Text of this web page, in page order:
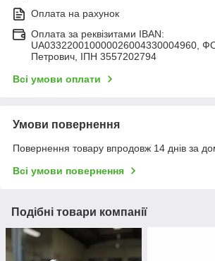
Оплата на рахунок
Оплата за реквізитами IBAN:
UA033220010000026004330004960,
Петрович, ІПН 3557202794
Всі умови оплати
Умови повернення
Повернення товару впродовж 14 днів за
Всі умови повернення
Подібні товари компанії